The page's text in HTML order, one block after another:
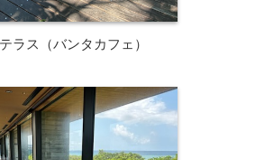
ラス（バンタカフェ）